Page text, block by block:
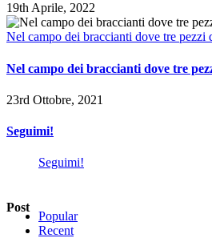
19th Aprile, 2022
Nel campo dei braccianti dove tre pezzi
Nel campo dei braccianti dove tre
23rd Ottobre, 2021
Seguimi!
Seguimi!
Post
Popular
Recent